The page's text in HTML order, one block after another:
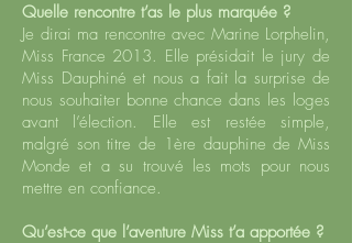
Quelle rencontre t’as le plus marquée ?
Je dirai ma rencontre avec Marine Lorphelin,
Miss France 2013. Elle présidait le jury de
Miss Dauphiné et nous a fait la surprise de
nous souhaiter bonne chance dans les loges
avant l’élection. Elle est restée simple,
malgré son titre de 1ère dauphine de Miss
Monde et a su trouvé les mots pour nous
mettre en confiance.
Qu’est-ce que l’aventure Miss t’a apportée ?